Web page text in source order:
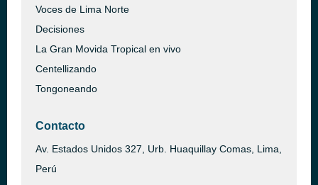
Voces de Lima Norte
Decisiones
La Gran Movida Tropical en vivo
Centellizando
Tongoneando
Contacto
Av. Estados Unidos 327, Urb. Huaquillay Comas, Lima,
Perú